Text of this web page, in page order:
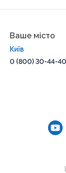
Ваше місто
Київ
0 (800) 30-44-40